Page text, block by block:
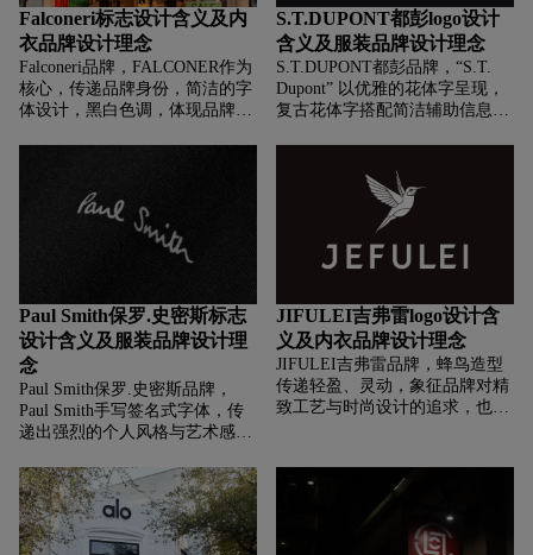
Falconeri标志设计含义及内
衣品牌设计理念
Falconeri品牌，‌‌‌FALCONER作为
核心，传递品牌身份，简洁的字
体设计，黑白色调，体现品牌的
牌形象。
S.T.DUPONT都彭logo设计
含义及服装品牌设计理念
S.T.DUPONT都彭品牌，‌‌‌“S.T.
Dupont” 以优雅的花体字呈现，
复古花体字搭配简洁辅助信息，
感，彰显品牌作为法国百年奢华
品牌的身份，代表其在书写工
具、皮具、配饰等领域的精湛工
Paul Smith保罗.史密斯标志
设计含义及服装品牌设计理
念
Paul Smith保罗.史密斯品牌，‌‌‌
Paul Smith手写签名式字体，传
递出强烈的个人风格与艺术感，
独特视角的定位，展现出品牌的
随性、时尚与英伦艺术气质，让
消费者关联到品牌融合经典与创
意的设计风格。
JIFULEI吉弗雷logo设计含
义及内衣品牌设计理念
JIFULEI吉弗雷品牌，‌‌‌蜂鸟造型
传递轻盈、灵动，象征品牌对精
致工艺与时尚设计的追求，也寓
装。“JEFULEI” 强化识别，展现
品牌专注男装领域，结合蜂鸟元
素，传递出高端、时尚且富有活
力的男装品牌形象。